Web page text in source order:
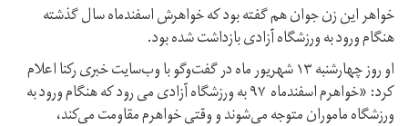
خواهر این زن جوان هم گفته بود که خواهرش اسفندماه سال گذشته
هنگام ورود به ورزشگاه آزادی بازداشت شده بود.
او روز چهارشنبه ۱۳ شهریور ماه در گفت‌وگو با وب‌سایت خبری رکنا اعلام
کرد: «خواهرم اسفندماه ۹۷ به ورزشگاه آزادی می رود که هنگام ورود به
ورزشگاه ماموران متوجه می‌شوند و وقتی خواهرم مقاومت می‌کند،